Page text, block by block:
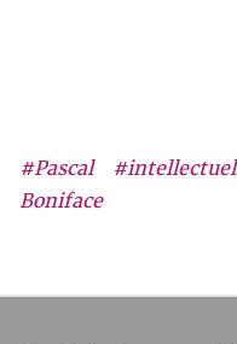
#Pascal
Boniface